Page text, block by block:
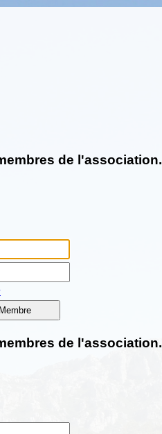
de l'association.
de l'association.